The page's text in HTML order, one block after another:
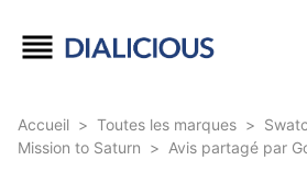
Accueil > Toutes les marques >
Mission to Saturn > Avis partagé par